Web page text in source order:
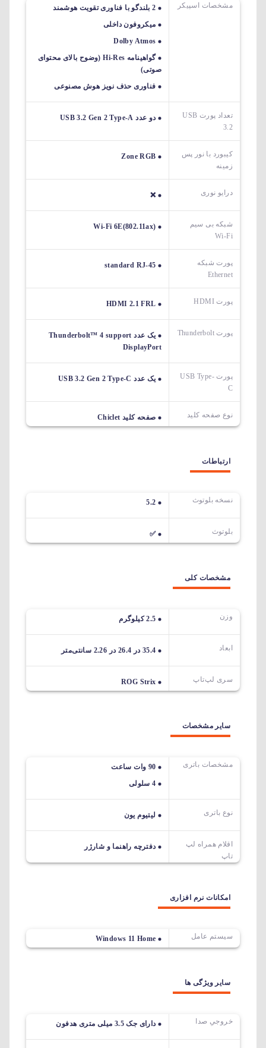
مشخصات اسپیکر
2 بلندگو با فناوری تقویت هوشمند
میکروفون داخلی
Dolby Atmos
گواهینامه Hi-Res (وضوح بالای محتوای
صوتی)
فناوری حذف نویز هوش مصنوعی
تعداد پورت USB
3.2
دو عدد USB 3.2 Gen 2 Type-A
کیبورد با نور پس
زمینه
Zone RGB
درایو نوری ❌
شبکه بی سیم
Wi-Fi
Wi-Fi 6E(802.11ax)
پورت شبکه
Ethernet
standard RJ-45
پورت HDMI HDMI 2.1 FRL
پورت Thunderbolt
یک عدد Thunderbolt™ 4 support
DisplayPort
پورت USB Type-
C
یک عدد USB 3.2 Gen 2 Type-C
نوع صفحه کلید صفحه کلید Chiclet
ارتباطات
نسخه بلوتوث 5.2
بلوتوث ✅
مشخصات کلی
وزن 2.5 کیلوگرم
ابعاد 35.4 در 26.4 در 2.26 سانتی‌متر
سری لپ‌تاپ ROG Strix
سایر مشخصات
مشخصات باتری
90 وات ساعت
4 سلولی
نوع باتری لیتیوم یون
اقلام همراه لپ
تاپ
دفترچه راهنما و شارژر
امکانات نرم افزاری
سیستم عامل Windows 11 Home
سایر ویژگی ها
خروجیِ صدا دارای جک 3.5 میلی متری هدفون